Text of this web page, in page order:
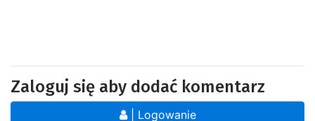
Zaloguj się aby dodać komentarz
| Logowanie